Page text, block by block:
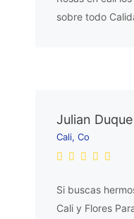
sobre todo
Julian Duque
Cali, Co
Si buscas
Cali y Flores